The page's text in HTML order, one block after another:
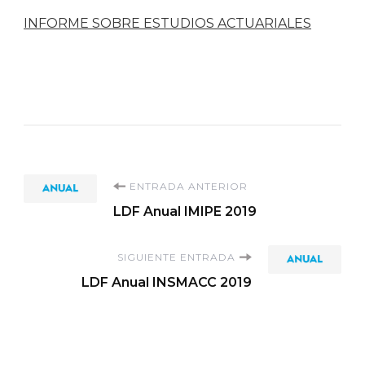
INFORME SOBRE ESTUDIOS ACTUARIALES
Navegación
entradas
ENTRADA ANTERIOR
LDF Anual IMIPE 2019
SIGUIENTE ENTRADA
LDF Anual INSMACC 2019